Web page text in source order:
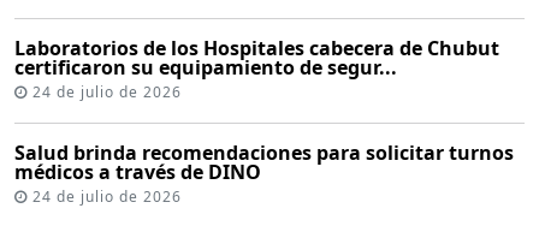
Laboratorios de los Hospitales cabecera de Chubut
certificaron su equipamiento de segur...
24 de julio de 2026
Salud brinda recomendaciones para solicitar turnos
médicos a través de DINO
24 de julio de 2026